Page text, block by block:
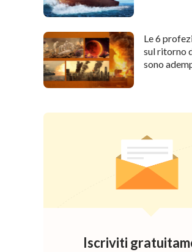
Le 6
sul ritorno
sono
Iscriviti